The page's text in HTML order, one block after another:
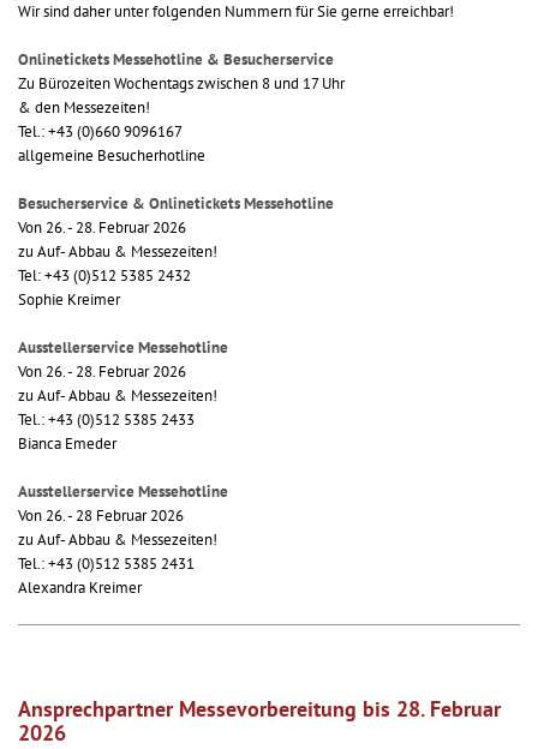
Wir sind daher unter folgenden Nummern für Sie gerne erreichbar!
Onlinetickets Messehotline & Besucherservice
Zu Bürozeiten Wochentags zwischen 8 und 17 Uhr
& den Messezeiten!
Tel.: +43 (0)660 9096167
allgemeine Besucherhotline
Besucherservice & Onlinetickets Messehotline
Von 26. - 28. Februar 2026
zu Auf- Abbau & Messezeiten!
Tel: +43 (0)512 5385 2432
Sophie Kreimer
Ausstellerservice Messehotline
Von 26. - 28. Februar 2026
zu Auf- Abbau & Messezeiten!
Tel.: +43 (0)512 5385 2433
Bianca Emeder
Ausstellerservice Messehotline
Von 26. - 28 Februar 2026
zu Auf- Abbau & Messezeiten!
Tel.: +43 (0)512 5385 2431
Alexandra Kreimer
Ansprechpartner Messevorbereitung bis 28. Februar
2026